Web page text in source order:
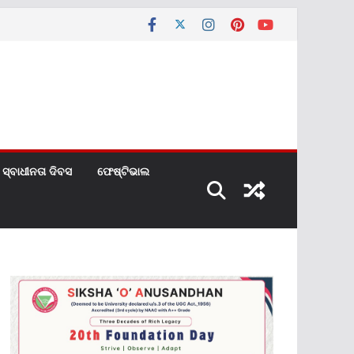
ସ୍ବାଧୀନତା ଦିବସ ଫେଷ୍ଟିଭାଲ